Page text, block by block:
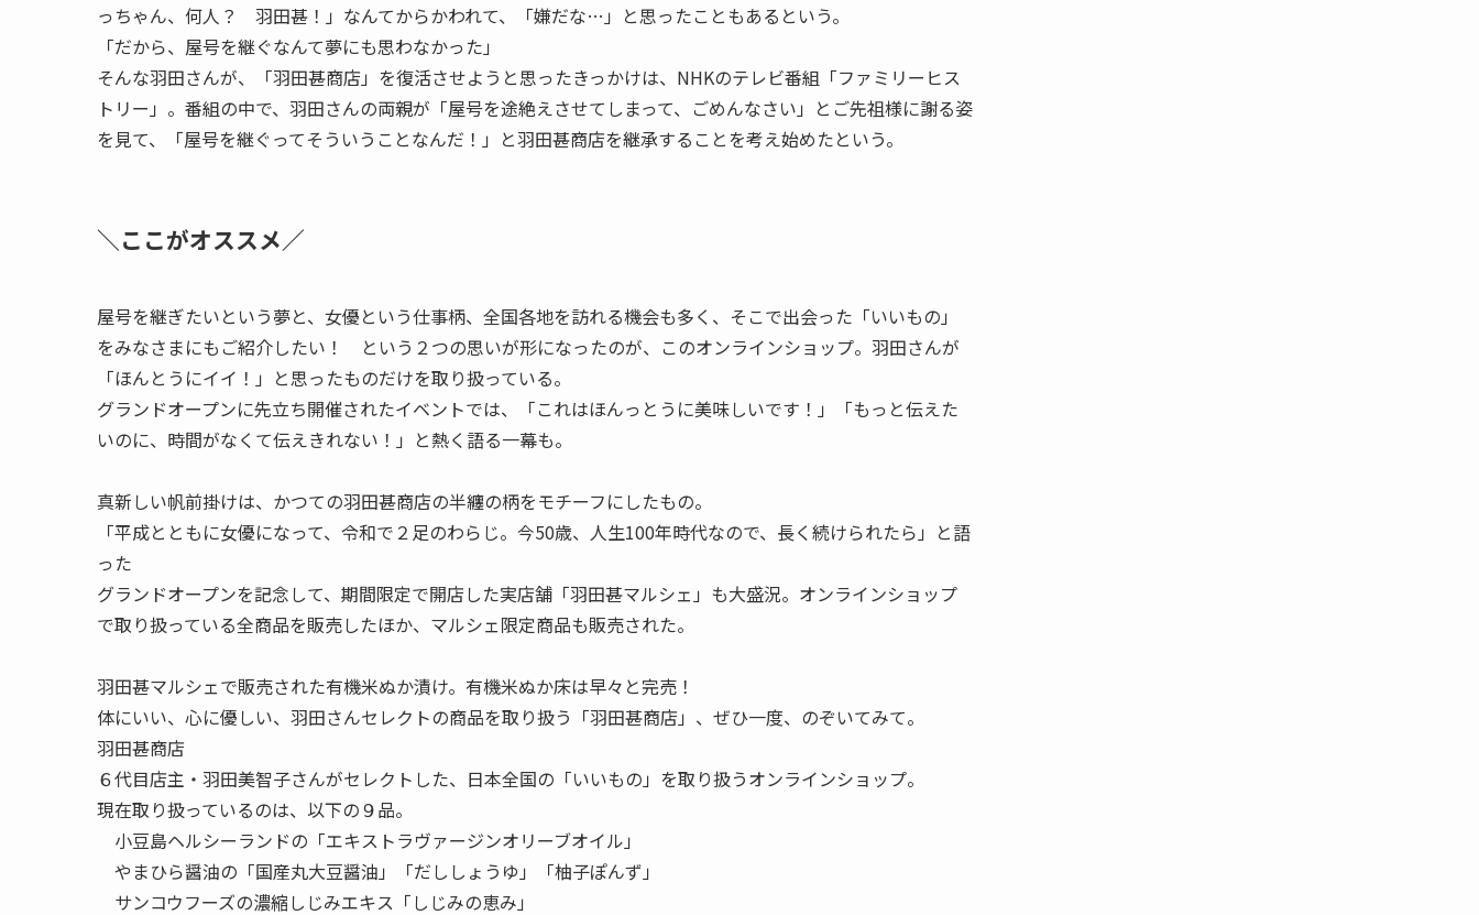
っちゃん、 何人 ？ 羽田甚！」なんてからかわれて、「嫌だな…」と思ったこともあるという。
「だから、屋号を継ぐなんて夢にも思わなかった」
そんな羽田さんが、「羽田甚商店」を復活させようと思ったきっかけは、NHKのテレビ番組「ファミリーヒス
トリー」。番組の中で、羽田さんの両親が「屋号を途絶えさせてしまって、ごめんなさい」とご先祖様に謝る姿
を見て、「屋号を継ぐってそういうことなんだ！」と羽田甚商店を継承することを考え始めたという。
＼ここがオススメ／
屋号を継ぎたいという夢と、女優という仕事柄、全国各地を訪れる機会も多く、そこで出会った「いいもの」
をみなさまにもご紹介したい！ という２つの思いが形になったのが、このオンラインショップ。羽田さんが
「ほんとうにイイ！」と思ったものだけを取り扱っている。
グランドオープンに先立ち開催されたイベントでは、「これはほんっとうに美味しいです！」「もっと伝えた
いのに、時間がなくて伝えきれない！」と熱く語る一幕も。